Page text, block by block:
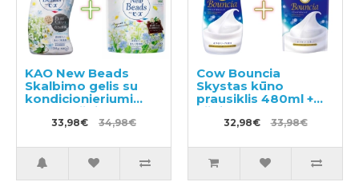
KAO New Beads
Skalbimo gelis su
kondicionieriumi
740g + užpildas
1160g33,98€ 34,98€
Cow Bouncia
Skystas kūno
prausiklis 480ml +
užpildas 360ml
32,98€ 33,98€